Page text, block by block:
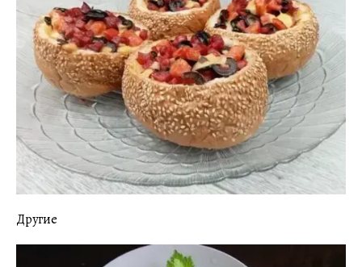
Другие